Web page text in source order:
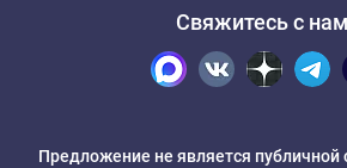
Свяжитесь с
Предложение не является публичной